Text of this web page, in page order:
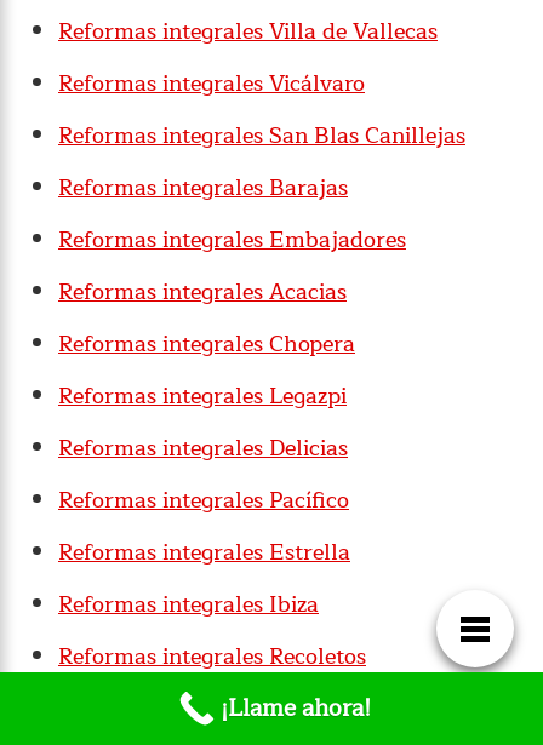
Reformas integrales Villa de Vallecas
Reformas integrales Vicálvaro
Reformas integrales San Blas Canillejas
Reformas integrales Barajas
Reformas integrales Embajadores
Reformas integrales Acacias
Reformas integrales Chopera
Reformas integrales Legazpi
Reformas integrales Delicias
Reformas integrales Pacífico
Reformas integrales Estrella
Reformas integrales Ibiza
Reformas integrales Recoletos
Reformas integrales Goya
¡Llame ahora!